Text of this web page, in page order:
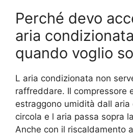
Perché devo
aria
quando voglio
L aria condizionata non
raffreddare. Il compressore
estraggono umidità dall
circola e l aria passa sopra
Anche con il riscaldamento